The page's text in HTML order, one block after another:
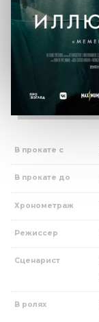
В прокате с
В прокате до
Хронометраж
Режиссер
Сценарист
В ролях